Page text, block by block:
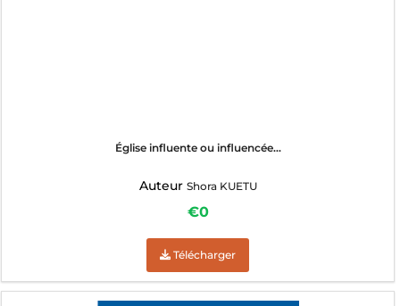
Église influente ou influencée...
Auteur Shora KUETU
€0
Télécharger